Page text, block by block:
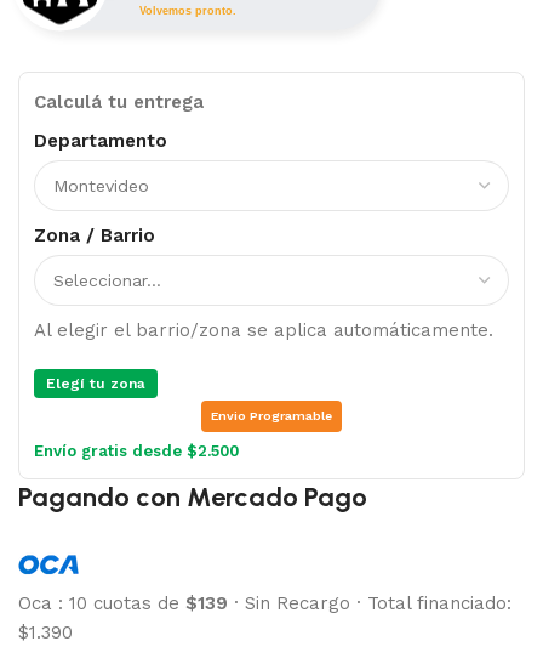
Volvemos pronto.
Calculá tu entrega
Departamento
Zona / Barrio
Al elegir el barrio/zona se aplica automáticamente.
Elegí tu zona
Envio Programable
Envío gratis desde $2.500
Pagando con Mercado Pago
Oca : 10 cuotas de $139 · Sin Recargo · Total financiado:
$1.390